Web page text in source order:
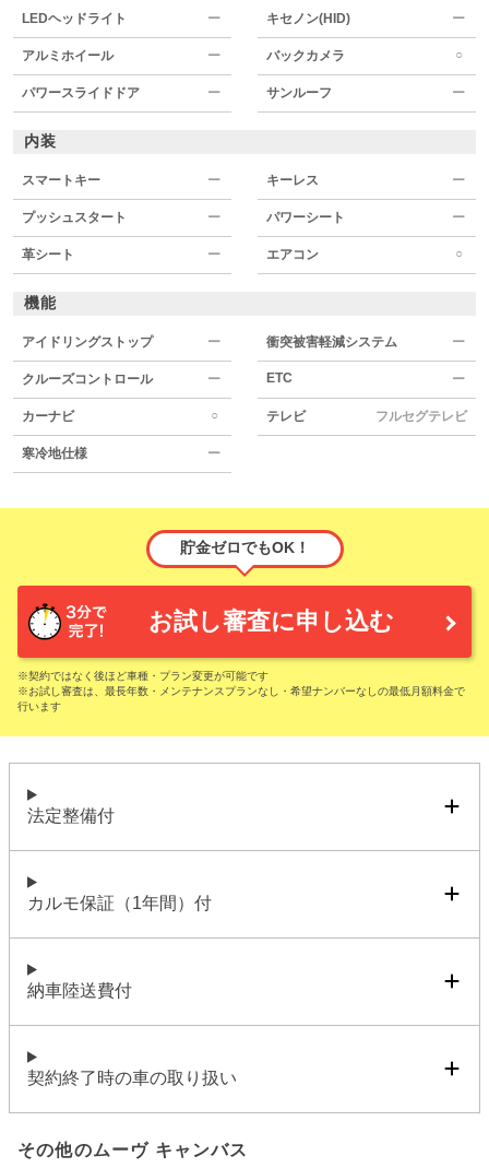
LEDヘッドライト ー キセノン(HID) ー
アルミホイール ー バックカメラ ○
パワースライドドア ー サンルーフ ー
内装
スマートキー ー キーレス ー
プッシュスタート ー パワーシート ー
革シート ー エアコン ○
機能
アイドリングストップ ー 衝突被害軽減システム ー
クルーズコントロール ー ETC ー
カーナビ ○ テレビ フルセグテレビ
寒冷地仕様 ー
貯金ゼロでもOK！
お試し審査に申し込む
※契約ではなく後ほど車種・プラン変更が可能です
※お試し審査は、最長年数・メンテナンスプランなし・希望ナンバーなしの最低月額料金で
行います
法定整備付
カルモ保証（1年間）付
納車陸送費付
契約終了時の車の取り扱い
その他のムーヴ キャンバス